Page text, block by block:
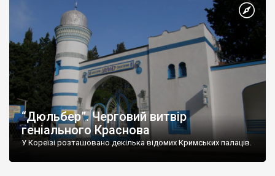
“Дюльбер”. Черговий витвір
геніального Краснова
У Кореїзі розташовано декілька відомих Кримських палаців.